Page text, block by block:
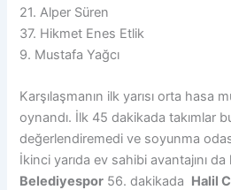
21. Alper Süren
37. Hikmet Enes Etlik
9. Mustafa Yağcı
Karşılaşmanın ilk yarısı orta hasa
oynandı. İlk 45 dakikada takımlar
değerlendiremedi ve soyunma
İkinci yarıda ev sahibi avantajını
Belediyespor 56. dakikada Halil